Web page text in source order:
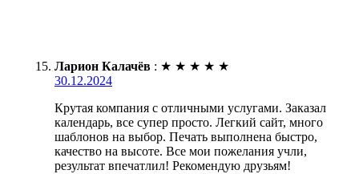
Ларион Калачёв : ★ ★ ★ ★ ★
30.12.2024
Крутая компания с отличными услугами. Заказал
календарь, все супер просто. Легкий сайт, много
шаблонов на выбор. Печать выполнена быстро,
качество на высоте. Все мои пожелания учли,
результат впечатлил! Рекомендую друзьям!